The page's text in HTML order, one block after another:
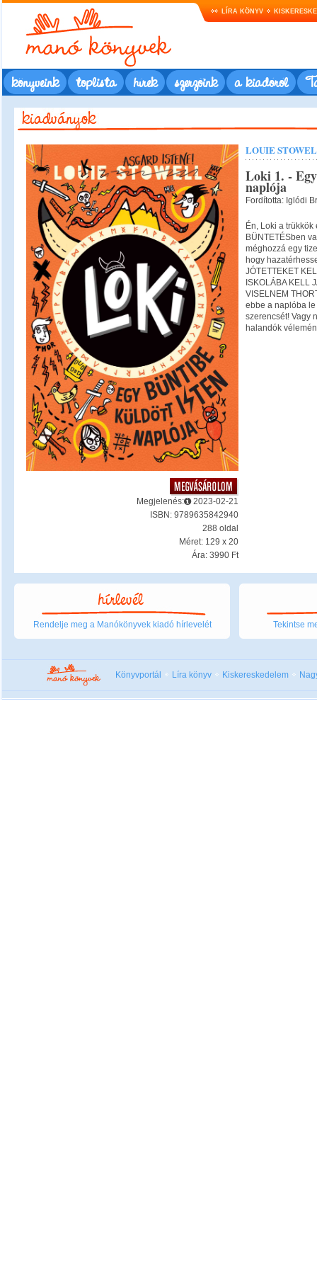
LÍRA KÖNYV
könyveink toplista hírek szerzőink a kiadóról
Megjelenés:
2023-02-21
ISBN: 9789635842940
288 oldal
Méret: 129 x 20
Ára: 3990 Ft
LOUIE
Loki 1. -
naplója
Fordította: Iglódi
Én, Loki a
BÜNTETÉSben
méghozzá egy
hogy
JÓTETTEKET
ISKOLÁBA KELL
VISELNEM
ebbe a naplóba
szerencsét! Vagy
halandók
Rendelje meg a Manókönyvek kiadó hírlevelét Tekintse
Könyvportál Líra könyv Kiskereskedelem